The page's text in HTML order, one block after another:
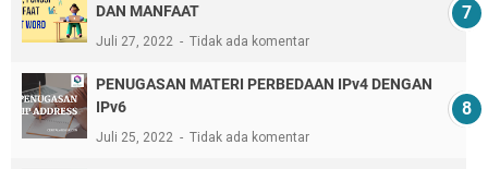
DAN MANFAAT
Juli 27, 2022 Tidak ada komentar
PENUGASAN MATERI PERBEDAAN IPv4 DENGAN
IPv6
Juli 25, 2022 Tidak ada komentar